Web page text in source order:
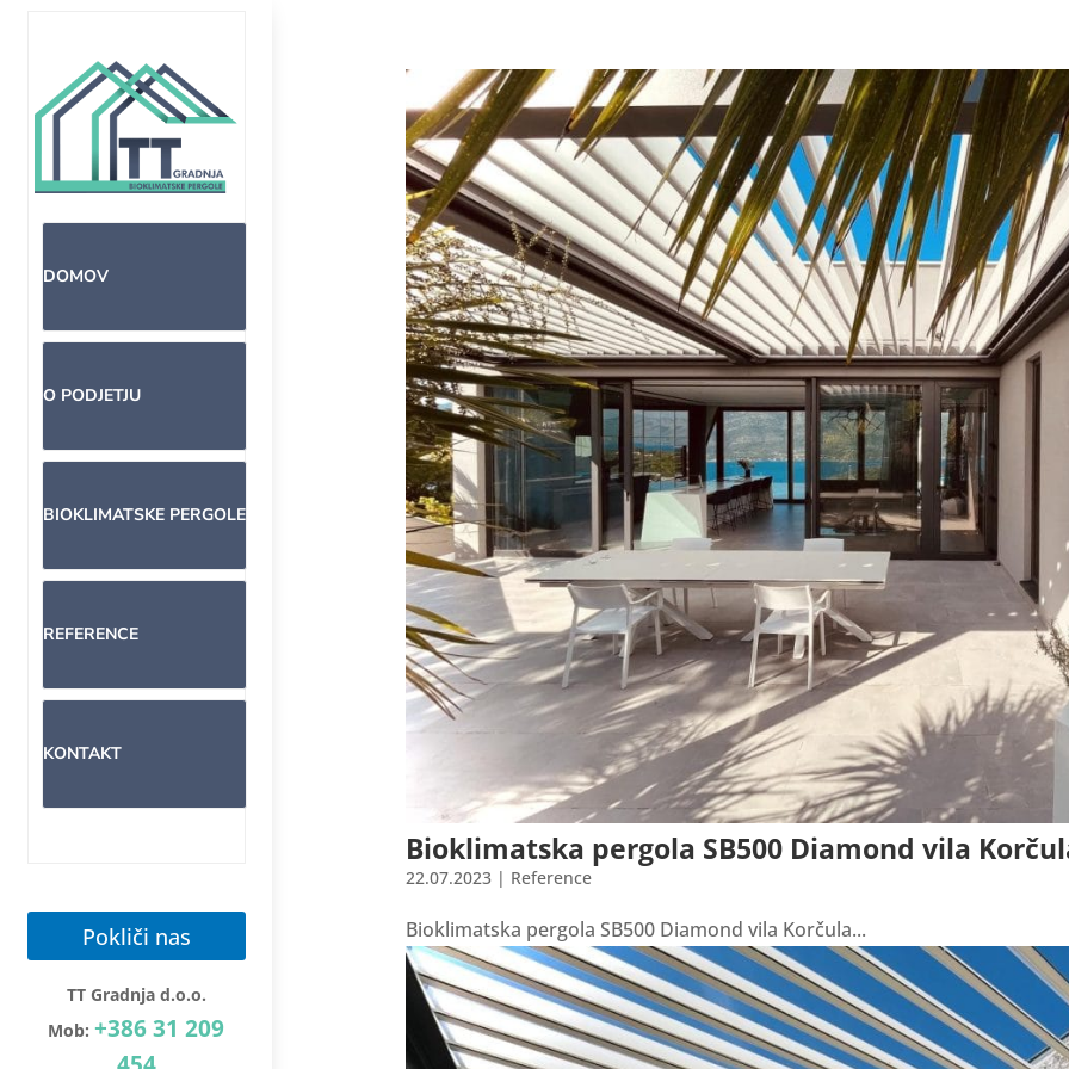
DOMOV
O PODJETJU
BIOKLIMATSKE PERGOLE
REFERENCE
KONTAKT
Pokliči nas
TT Gradnja d.o.o.
Mob: +386 31 209
Bioklimatska pergola SB500 Diamond vila
22.07.2023 | Reference
Bioklimatska pergola SB500 Diamond vila Korčula...